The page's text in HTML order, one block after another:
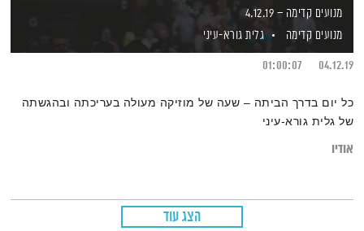
מנועים קדימה – 4.12.19
מנועים קדימה
גלית גורא-עיני
04.12.19
01:00:07
כל יום בדרך הביתה – שעה של מוזיקה מעולה בעריכתה ובהגשתה
של גלית גורא-עיני
אודיו
הצג עוד